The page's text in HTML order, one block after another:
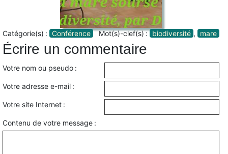
Catégorie(s) : Conférence Mot(s)-clef(s) : biodiversité , mare
Écrire un commentaire
Votre nom ou pseudo :
Votre adresse e-mail :
Votre site Internet :
Contenu de votre message :